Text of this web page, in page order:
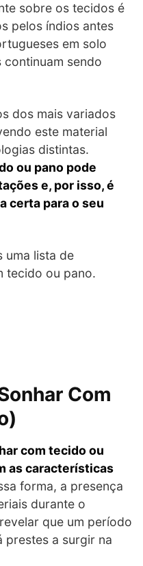
sobre os tecidos é
pelos índios antes
em solo
continuam sendo
dos mais variados
este material
distintas.
ou pano pode
e, por isso, é
certa para o seu
uma lista de
tecido ou pano.
Com
com tecido ou
as características
forma, a presença
durante o
que um período
prestes a surgir na